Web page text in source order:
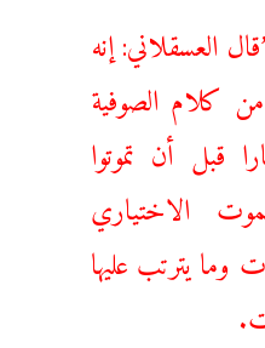
العسقلاني: إنه
كلام الصوفية
قبل أن تموتوا
الاختياري
وما يترتب عليها